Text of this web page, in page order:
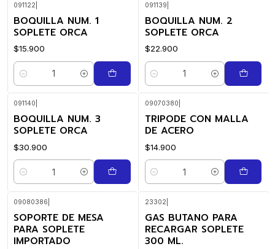
091122
BOQUILLA NUM. 1
SOPLETE ORCA
$15.900
Cantidad
091139
BOQUILLA NUM. 2
SOPLETE ORCA
$22.900
Cantidad
091140
BOQUILLA NUM. 3
SOPLETE ORCA
$30.900
Cantidad
09070380
TRIPODE CON MALLA
DE ACERO
$14.900
Cantidad
09080386
SOPORTE DE MESA
PARA SOPLETE
IMPORTADO
23302
GAS BUTANO PARA
RECARGAR SOPLETE
300 ML.